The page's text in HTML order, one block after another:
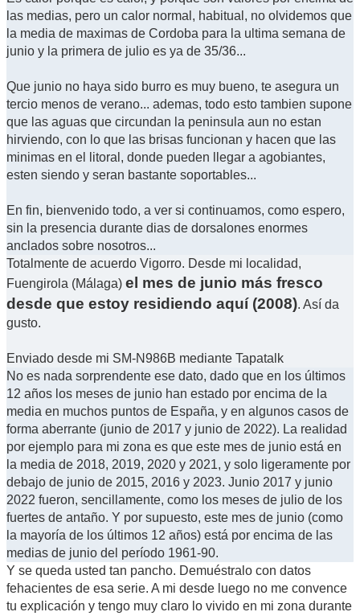
las medias, pero un calor normal, habitual, no olvidemos que
la media de maximas de Cordoba para la ultima semana de
junio y la primera de julio es ya de 35/36...
Que junio no haya sido burro es muy bueno, te asegura un
tercio menos de verano... ademas, todo esto tambien supone
que las aguas que circundan la peninsula aun no estan
hirviendo, con lo que las brisas funcionan y hacen que las
minimas en el litoral, donde pueden llegar a agobiantes,
esten siendo y seran bastante soportables...
En fin, bienvenido todo, a ver si continuamos, como espero,
sin la presencia durante dias de dorsalones enormes
anclados sobre nosotros...
Totalmente de acuerdo Vigorro. Desde mi localidad,
Fuengirola (Málaga) el mes de junio más fresco
desde que estoy residiendo aquí (2008). Así da
gusto.
Enviado desde mi SM-N986B mediante Tapatalk
No es nada sorprendente ese dato, dado que en los últimos
12 años los meses de junio han estado por encima de la
media en muchos puntos de España, y en algunos casos de
forma aberrante (junio de 2017 y junio de 2022). La realidad
por ejemplo para mi zona es que este mes de junio está en
la media de 2018, 2019, 2020 y 2021, y solo ligeramente por
debajo de junio de 2015, 2016 y 2023. Junio 2017 y junio
2022 fueron, sencillamente, como los meses de julio de los
fuertes de antaño. Y por supuesto, este mes de junio (como
la mayoría de los últimos 12 años) está por encima de las
medias de junio del período 1961-90.
Y se queda usted tan pancho. Demuéstralo con datos
fehacientes de esa serie. A mi desde luego no me convence
tu explicación y tengo muy claro lo vivido en mi zona durante